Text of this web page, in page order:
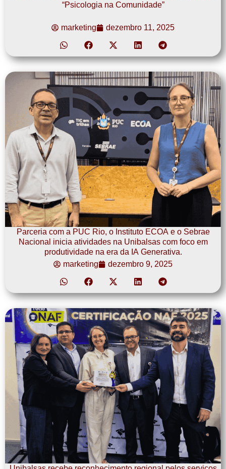
“Psicologia na Comunidade”
marketing dezembro 11, 2025
Parceria com a PUC Rio, o Instituto ECOA e o Sebrae
Nacional inicia atividades na Unibalsas com foco em
produtividade na era da IA Generativa.
marketing
dezembro 9, 2025